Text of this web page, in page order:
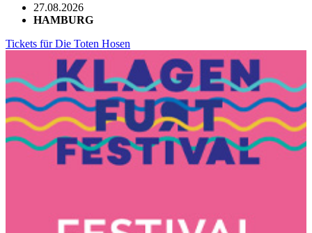
27.08.2026
HAMBURG
Tickets für Die Toten Hosen